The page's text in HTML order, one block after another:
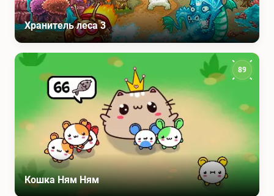
Хранитель леса 3
Кошка Ням Ням
89